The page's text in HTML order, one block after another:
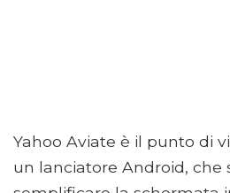
Yahoo Aviate è il punto di
un lanciatore Android, che